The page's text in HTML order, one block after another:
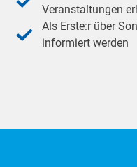
Veranstaltungen
Als Erste:r über
informiert werden